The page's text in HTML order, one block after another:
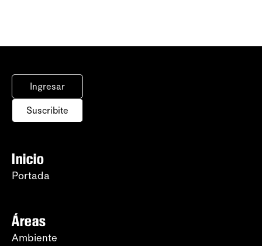
Ingresar
Suscribite
Inicio
Portada
Áreas
Ambiente